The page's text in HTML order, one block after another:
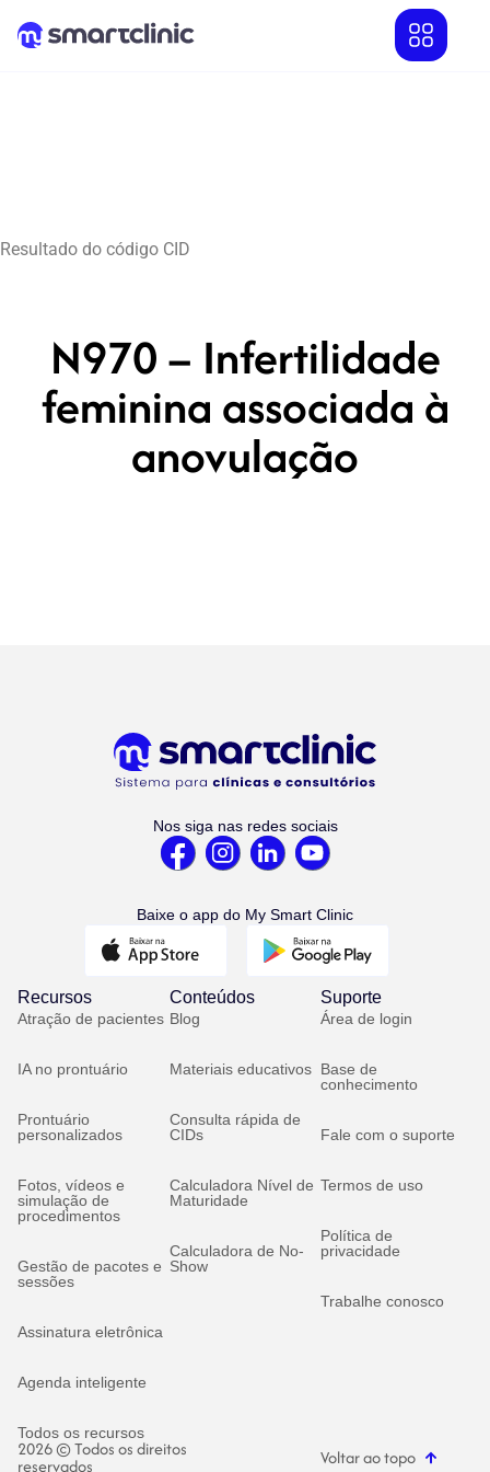
Resultado do código CID
N970 – Infertilidade
feminina associada à
anovulação
Nos siga nas redes sociais
Baixe o app do My Smart Clinic
Recursos
Atração de pacientes
IA no prontuário
Prontuário
personalizados
Fotos, vídeos e
simulação de
procedimentos
Gestão de pacotes e
sessões
Assinatura eletrônica
Agenda inteligente
Todos os recursos
Conteúdos
Blog
Materiais educativos
Consulta rápida de
CIDs
Calculadora Nível de
Maturidade
Calculadora de No-
Show
Suporte
Área de login
Base de
conhecimento
Fale com o suporte
Termos de uso
Política de
privacidade
Trabalhe conosco
2026 © Todos os direitos
reservados Voltar ao topo